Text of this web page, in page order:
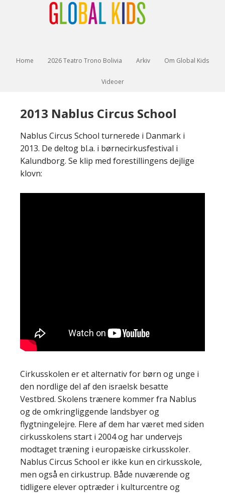
Home 2026 Teatro Trono Bolivia Arkiv Om Global Kids
Videoer
2013 Nablus Circus School
Nablus Circus School turnerede i Danmark i
2013. De deltog bl.a. i børnecirkusfestival i
Kalundborg. Se klip med forestillingens dejlige
klovn:
Cirkusskolen er et alternativ for børn og unge i
den nordlige del af den israelsk besatte
Vestbred. Skolens trænere kommer fra Nablus
og de omkringliggende landsbyer og
flygtningelejre. Flere af dem har været med siden
cirkusskolens start i 2004 og har undervejs
modtaget træning i europæiske cirkusskoler.
Nablus Circus School er ikke kun en cirkusskole,
men også en cirkustrup. Både nuværende og
tidligere elever optræder i kulturcentre og